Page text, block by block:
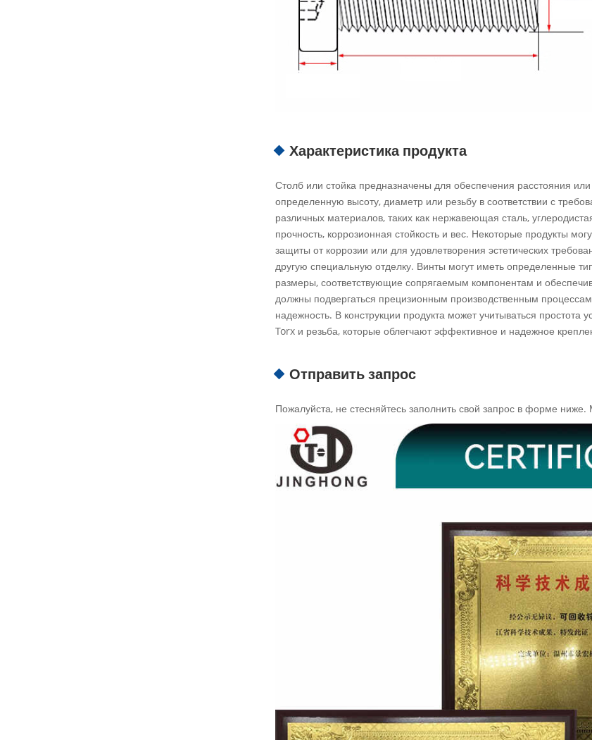
Характеристика продукта
Столб или стойка предназначены для обеспечения расстояния
определенную высоту, диаметр или резьбу в соответствии с
различных материалов, таких как нержавеющая сталь,
прочность, коррозионная стойкость и вес. Некоторые продукты
защиты от коррозии или для удовлетворения эстетических
другую специальную отделку. Винты могут иметь определенные
размеры, соответствующие сопрягаемым компонентам и
должны подвергаться прецизионным производственным
надежность. В конструкции продукта может учитываться простота
Torx и резьба, которые облегчают эффективное и надежное
Отправить запрос
Пожалуйста, не стесняйтесь заполнить свой запрос в форме